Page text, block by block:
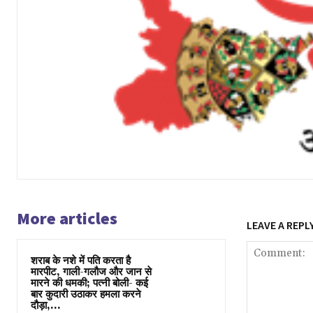
More articles
शराब के नशे में पति करता है
मारपीट, गाली-गलौज और जान से
मारने की धमकी; पत्नी बोली- कई
बार कुदारी उठाकर हमला करने
दौड़ा,...
LEAVE A